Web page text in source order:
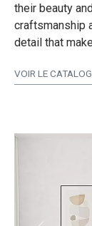
their beauty
craftsmanship
detail that
VOIR LE